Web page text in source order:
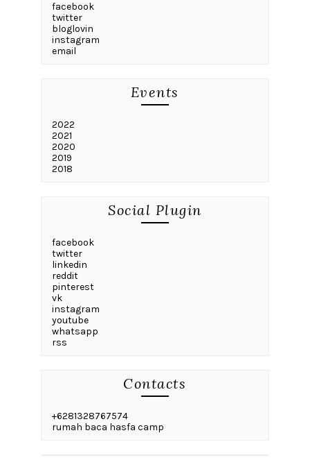
facebook
twitter
bloglovin
instagram
email
Events
2022
2021
2020
2019
2018
Social Plugin
facebook
twitter
linkedin
reddit
pinterest
vk
instagram
youtube
whatsapp
rss
Contacts
+6281328767574
rumah baca hasfa camp